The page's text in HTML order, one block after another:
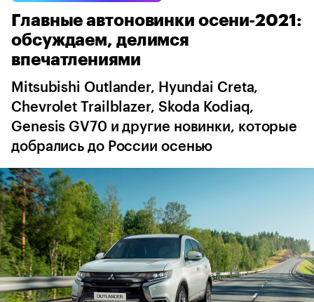
Haval Volga Jaecoo
Главные автоновинки осени-2021:
обсуждаем, делимся
впечатлениями
Mitsubishi Outlander, Hyundai Creta,
Chevrolet Trailblazer, Skoda Kodiaq,
Genesis GV70 и другие новинки, которые
добрались до России осенью